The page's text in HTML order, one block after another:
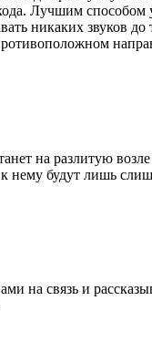
Лучшим способом
никаких звуков
на разлитую
к нему будут лишь
на связь и